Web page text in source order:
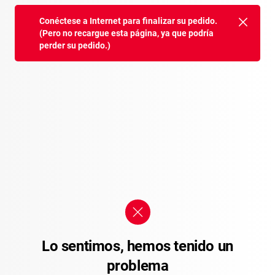
Conéctese a Internet para finalizar su pedido.
(Pero no recargue esta página, ya que podría
perder su pedido.)
Lo sentimos, hemos tenido un
problema